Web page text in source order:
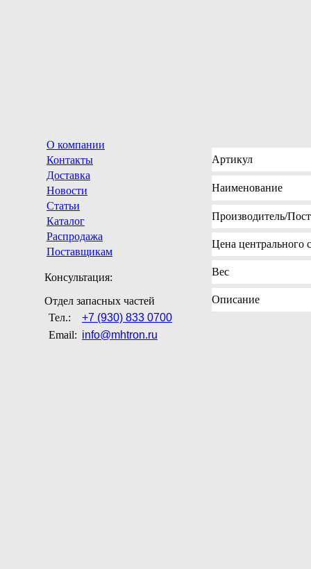
О компании
Контакты
Доставка
Новости
Статьи
Каталог
Распродажа
Поставщикам
Консультация:
Отдел запасных частей
Тел.:
+7 (930) 833 0700
Email: info@mhtron.ru
Артикул
Наименование
Производитель/
Цена центрального
Вес
Описание